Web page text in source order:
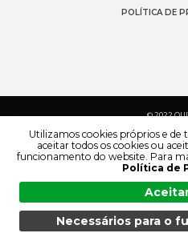
POLÍTICA DE
© 2022
Utilizamos cookies próprios e de
aceitar todos os cookies ou
funcionamento do website. Para
Política de
Necessários para o